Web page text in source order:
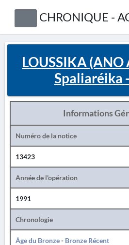
CHRONIQUE -
LOUSSIKA (ANO
Spaliaréika
Informations
Numéro de la notice
13423
Année de l'opération
1991
Chronologie
Âge du Bronze- Bronze Récent